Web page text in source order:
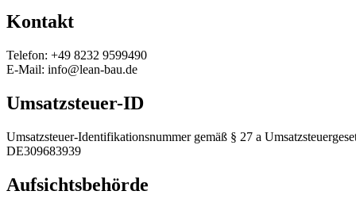
Kontakt
Telefon: +49 8232 9599490
E-Mail: info@lean-bau.de
Umsatzsteuer-ID
Umsatzsteuer-Identifikationsnummer gemäß § 27 a
DE309683939
Aufsichtsbehörde